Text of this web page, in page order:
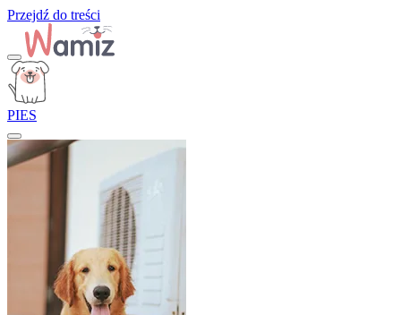
Przejdź do treści
PIES